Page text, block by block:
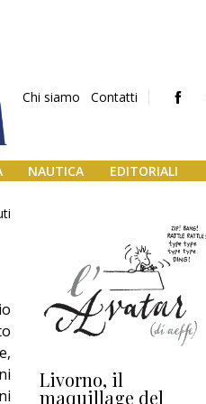
Chi siamo Contatti
NAUTICA EDITORIALI
Livorno, il
maquillage del